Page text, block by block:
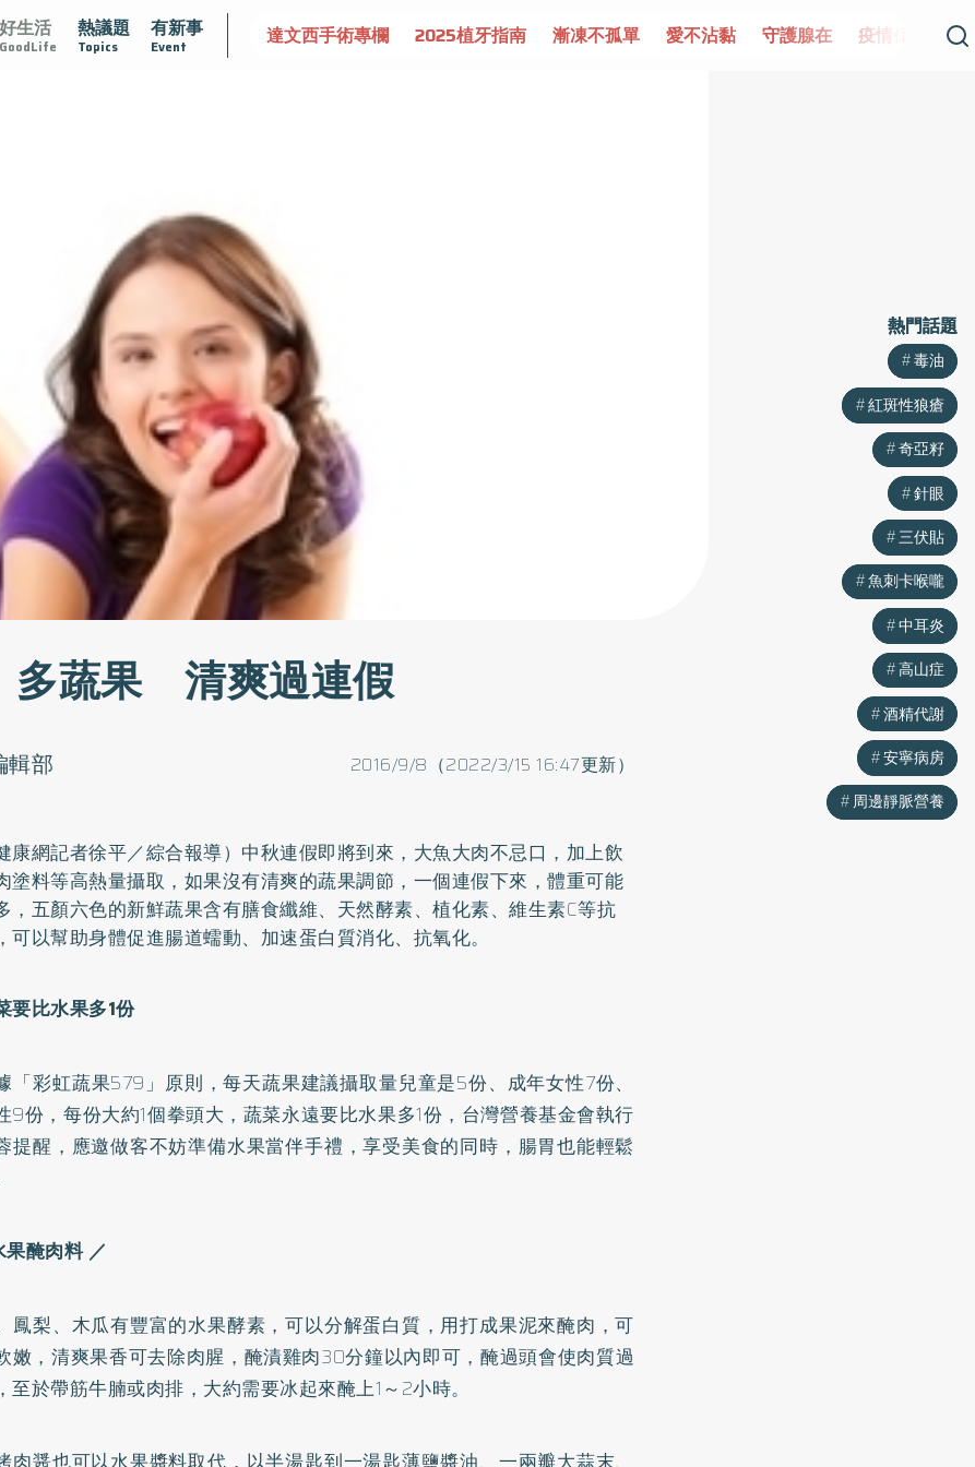
好生活
GoodLife
熱議題
Topics
有新事
Event
守護骨骼健康 達文西手術專欄 2025植牙指南 漸凍不孤單 愛不沾黏 守護腺在 疫情保衛戰 再生醫學 愛的
多蔬果 清爽過連假
2016/9/8（2022/3/15 16:47更新）
輯部
康網記者徐平／綜合報導）中秋連假即將到來，大魚大肉不忌口，加上飲
塗料等高熱量攝取，如果沒有清爽的蔬果調節，一個連假下來，體重可能
，五顏六色的新鮮蔬果含有膳食纖維、天然酵素、植化素、維生素C等抗
可以幫助身體促進腸道蠕動、加速蛋白質消化、抗氧化。
要比水果多1份
「彩虹蔬果579」原則，每天蔬果建議攝取量兒童是5份、成年女性7份、
9份，每份大約1個拳頭大，蔬菜永遠要比水果多1份，台灣營養基金會執行
提醒，應邀做客不妨準備水果當伴手禮，享受美食的同時，腸胃也能輕鬆
醃肉料 ／
鳳梨、木瓜有豐富的水果酵素，可以分解蛋白質，用打成果泥來醃肉，可
嫩，清爽果香可去除肉腥，醃漬雞肉30分鐘以內即可，醃過頭會使肉質過
至於帶筋牛腩或肉排，大約需要冰起來醃上1～2小時。
熱門話題
毒油
紅斑性狼瘡
奇亞籽
針眼
三伏貼
魚刺卡喉嚨
中耳炎
高山症
酒精代謝
安寧病房
周邊靜脈營養
熱門話題
毒油
紅斑性狼瘡
奇亞籽
針眼
三伏貼
魚刺卡喉嚨
中耳炎
高山症
酒精代謝
安寧病房
周邊靜脈營養